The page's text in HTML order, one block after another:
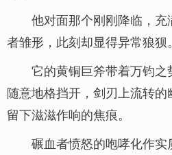
他对面那个刚刚降临，
者雏形，此刻却显得异常狼狈。
它的黄铜巨斧带着万钧
随意地格挡开，剑刃上流转的
留下滋滋作响的焦痕。
碾血者愤怒的咆哮化作